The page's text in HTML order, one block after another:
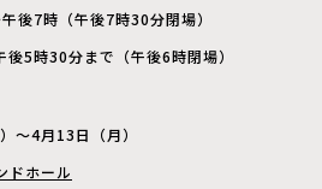
後7時（午後7時30分閉場）
5時30分まで（午後6時閉場）
～4月13日（月）
ドホール